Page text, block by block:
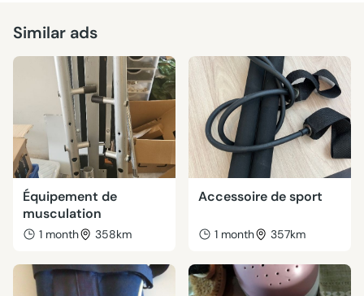
Similar ads
Équipement de
musculation
1 month 358km
Accessoire de sport
1 month 357km